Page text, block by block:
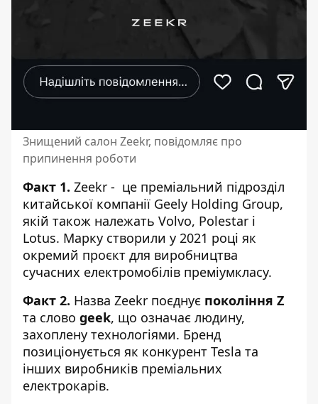
Знищений салон Zeekr, повідомляє про
припинення роботи
Факт 1. Zeekr - це преміальний підрозділ
китайської компанії Geely Holding Group,
якій також належать Volvo, Polestar і
Lotus. Марку створили у 2021 році як
окремий проєкт для виробництва
сучасних електромобілів преміумкласу.
Факт 2. Назва Zeekr поєднує покоління Z
та слово geek, що означає людину,
захоплену технологіями. Бренд
позиціонується як конкурент Tesla та
інших виробників преміальних
електрокарів.